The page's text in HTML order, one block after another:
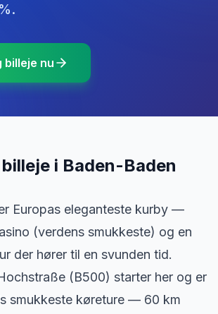
billeje nu
i Baden-Baden
Europas eleganteste kurby —
(verdens smukkeste) og en
der hører til en svunden tid.
(B500) starter her og er
smukkeste køreture — 60 km